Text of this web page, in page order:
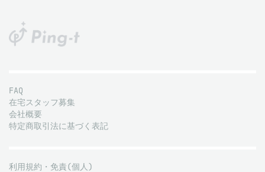
FAQ
在宅スタッフ募集
会社概要
特定商取引法に基づく表記
利用規約・免責(個人)